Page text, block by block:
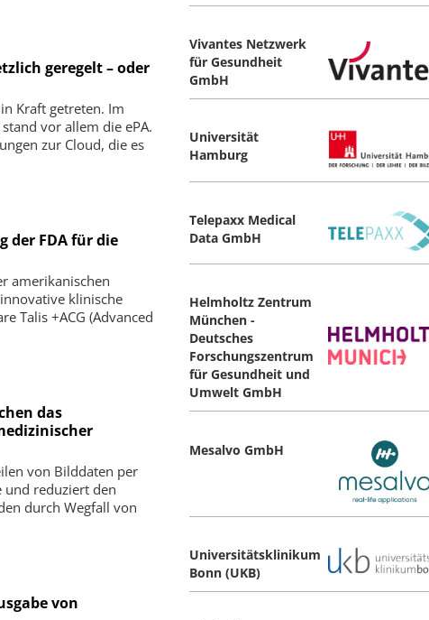
geregelt – oder
Kraft getreten. Im
vor allem die ePA.
zur Cloud, die es
der FDA für die
amerikanischen
klinische
Talis +ACG (Advanced
das
von Bilddaten per
und reduziert den
durch Wegfall von
von
Vivantes Netzwerk
für Gesundheit
GmbH
Universität
Hamburg
Telepaxx Medical
Data GmbH
Helmholtz Zentrum
München -
Deutsches
Forschungszentrum
für Gesundheit und
Umwelt GmbH
Mesalvo GmbH
Universitätsklinikum
Bonn (UKB)